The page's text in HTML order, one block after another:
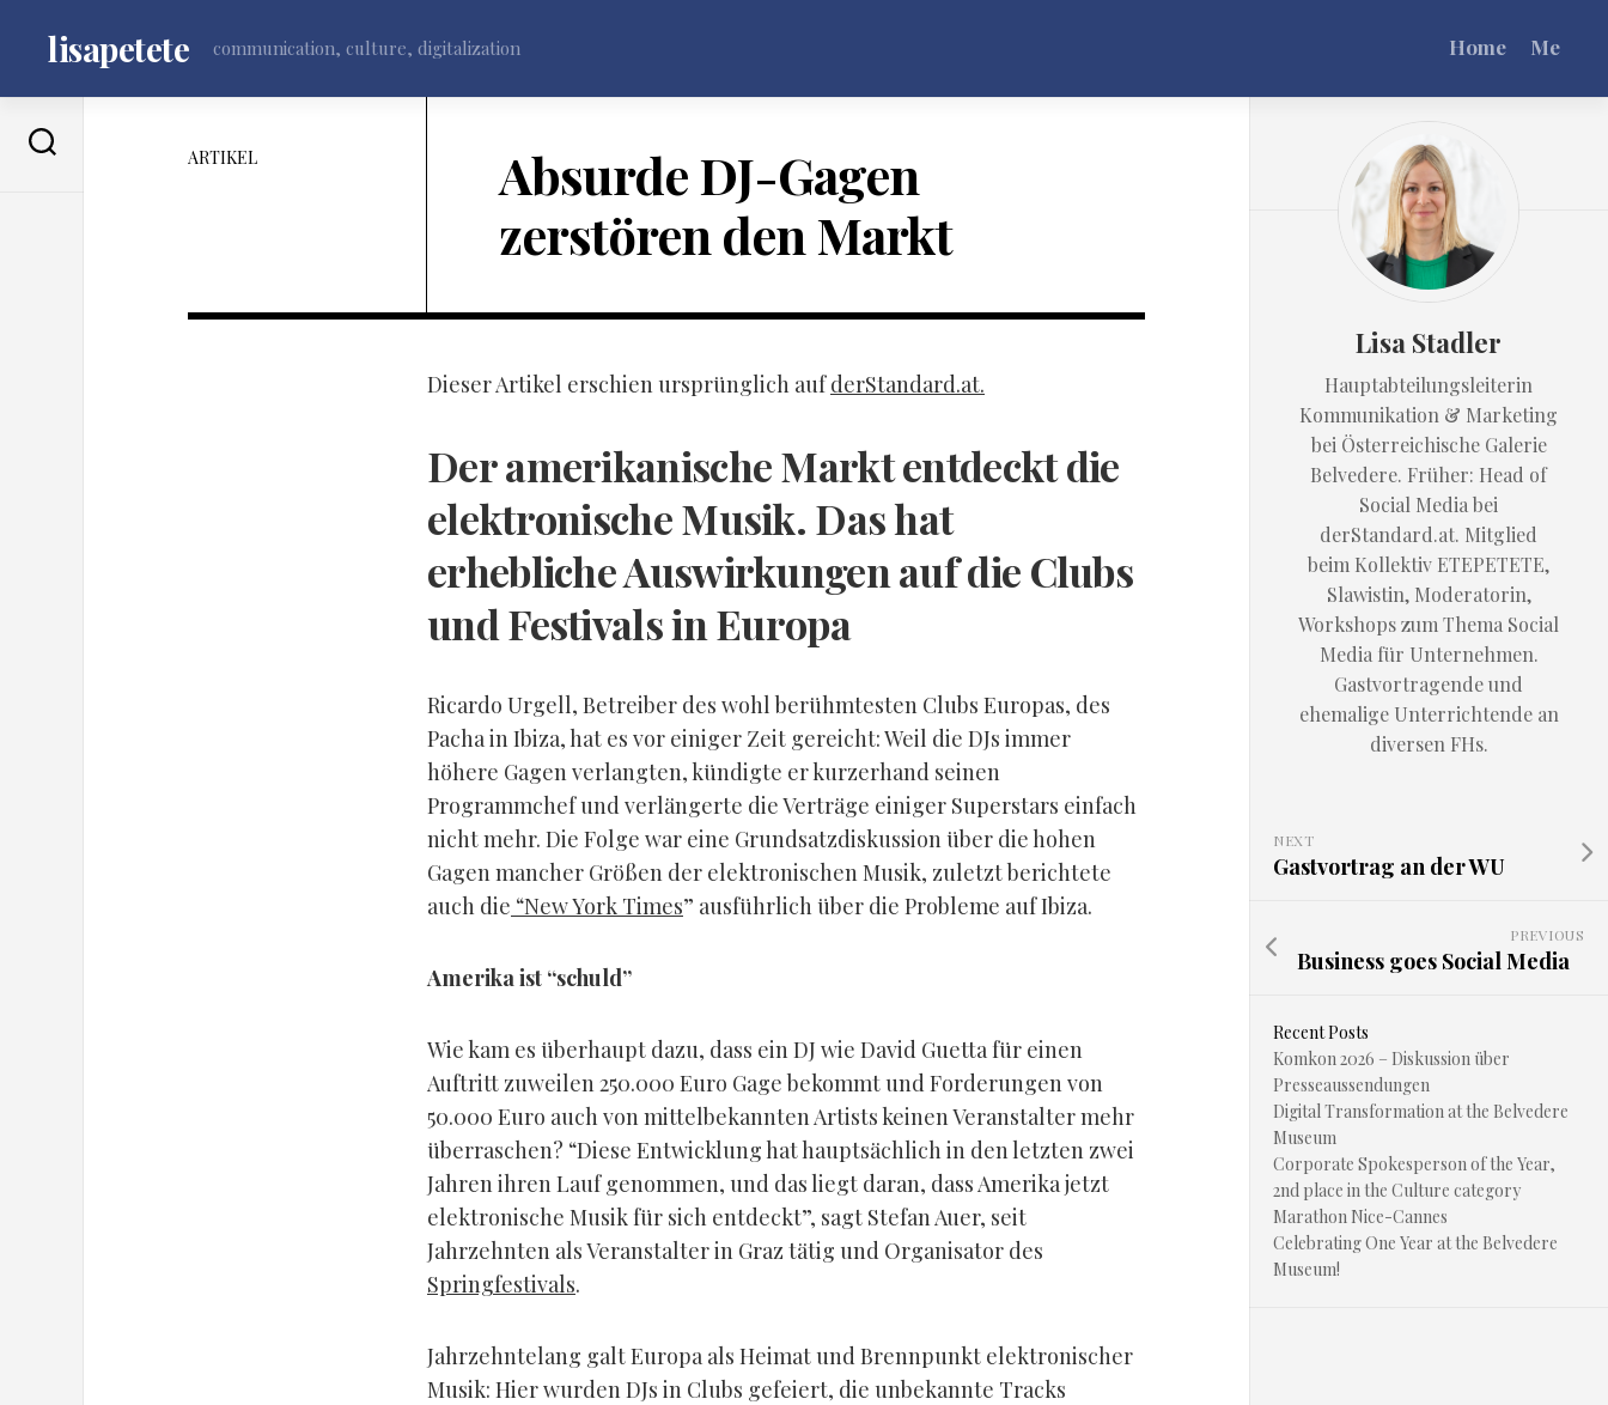
contentlisapetete communication, culture, digitalization Home Me
ARTIKEL
Absurde DJ-Gagen
zerstören den Markt
Dieser Artikel erschien ursprünglich aufderStandard.at.
Der amerikanische Markt entdeckt die
elektronische Musik. Das hat
erhebliche Auswirkungen auf die Clubs
und Festivals in Europa
Ricardo Urgell, Betreiber des wohl berühmtesten Clubs Europas, des
Pacha in Ibiza, hat es vor einiger Zeit gereicht: Weil die DJs immer
höhere Gagen verlangten, kündigte er kurzerhand seinen
Programmchef und verlängerte die Verträge einiger Superstars einfach
nicht mehr. Die Folge war eine Grundsatzdiskussion über die hohen
Gagen mancher Größen der elektronischen Musik, zuletzt berichtete
auch die “New York Times” ausführlich über die Probleme auf Ibiza.
Amerika ist “schuld”
Wie kam es überhaupt dazu, dass ein DJ wie David Guetta für einen
Auftritt zuweilen 250.000 Euro Gage bekommt und Forderungen von
50.000 Euro auch von mittelbekannten Artists keinen Veranstalter mehr
überraschen? “Diese Entwicklung hat hauptsächlich in den letzten zwei
Jahren ihren Lauf genommen, und das liegt daran, dass Amerika jetzt
elektronische Musik für sich entdeckt”, sagt Stefan Auer, seit
Jahrzehnten als Veranstalter in Graz tätig und Organisator des
Springfestivals.
Jahrzehntelang galt Europa als Heimat und Brennpunkt elektronischer
Musik: Hier wurden DJs in Clubs gefeiert, die unbekannte Tracks
Lisa Stadler
Hauptabteilungsleiterin
Kommunikation & Marketing
bei Österreichische Galerie
Belvedere. Früher: Head of
Social Media bei
derStandard.at. Mitglied
beim Kollektiv ETEPETETE,
Slawistin, Moderatorin,
Workshops zum Thema Social
Media für Unternehmen.
Gastvortragende und
ehemalige Unterrichtende an
diversen FHs.
NEXT
Gastvortrag an der WU
PREVIOUS
Business goes Social Media
Recent Posts
Komkon 2026 – Diskussion über
Presseaussendungen
Digital Transformation at the Belvedere
Museum
Corporate Spokesperson of the Year,
2nd place in the Culture category
Marathon Nice-Cannes
Celebrating One Year at the Belvedere
Museum!